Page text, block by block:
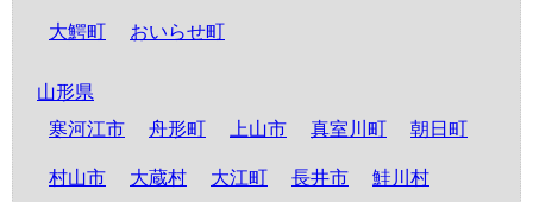
大鰐町 おいらせ町
山形県
寒河江市
舟形町 上山市 真室川町 朝日町
村山市 大蔵村 大江町 長井市 鮭川村